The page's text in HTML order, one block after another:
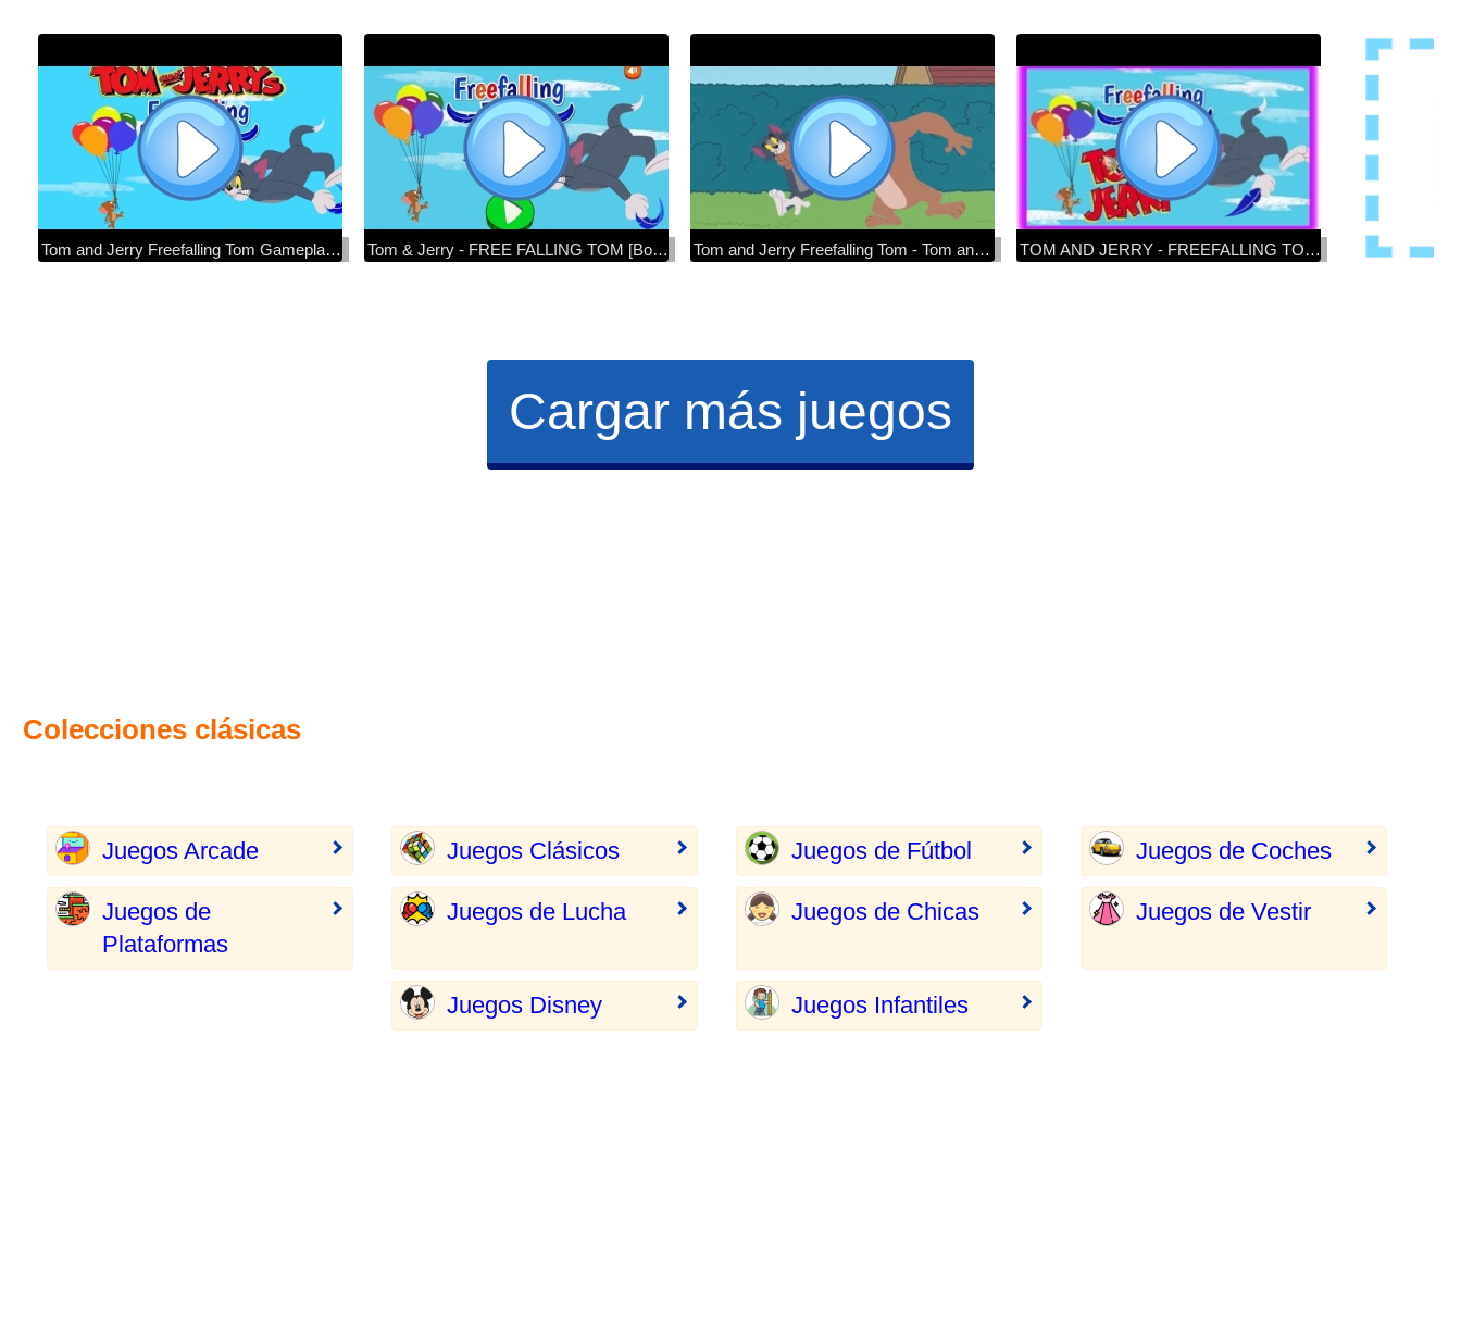
Tom and Jerry Freefalling Tom Gameplay - Aliya & Arisha Gaming Tom & Jerry - FREE FALLING TOM [Boomerang Games] Tom and Jerry Freefalling Tom - Tom and Jerry funny game cartoon for kids TOM AND JERRY - FREEFALLING TOM - TOM AND JERRY GAMES - Boomerangtv Games
Cargar más juegos
Colecciones clásicas
Juegos Arcade Juegos Clásicos Juegos de Fútbol Juegos de Coches
Juegos de
Plataformas
Juegos de Lucha Juegos de Chicas Juegos de Vestir
Juegos Disney Juegos Infantiles